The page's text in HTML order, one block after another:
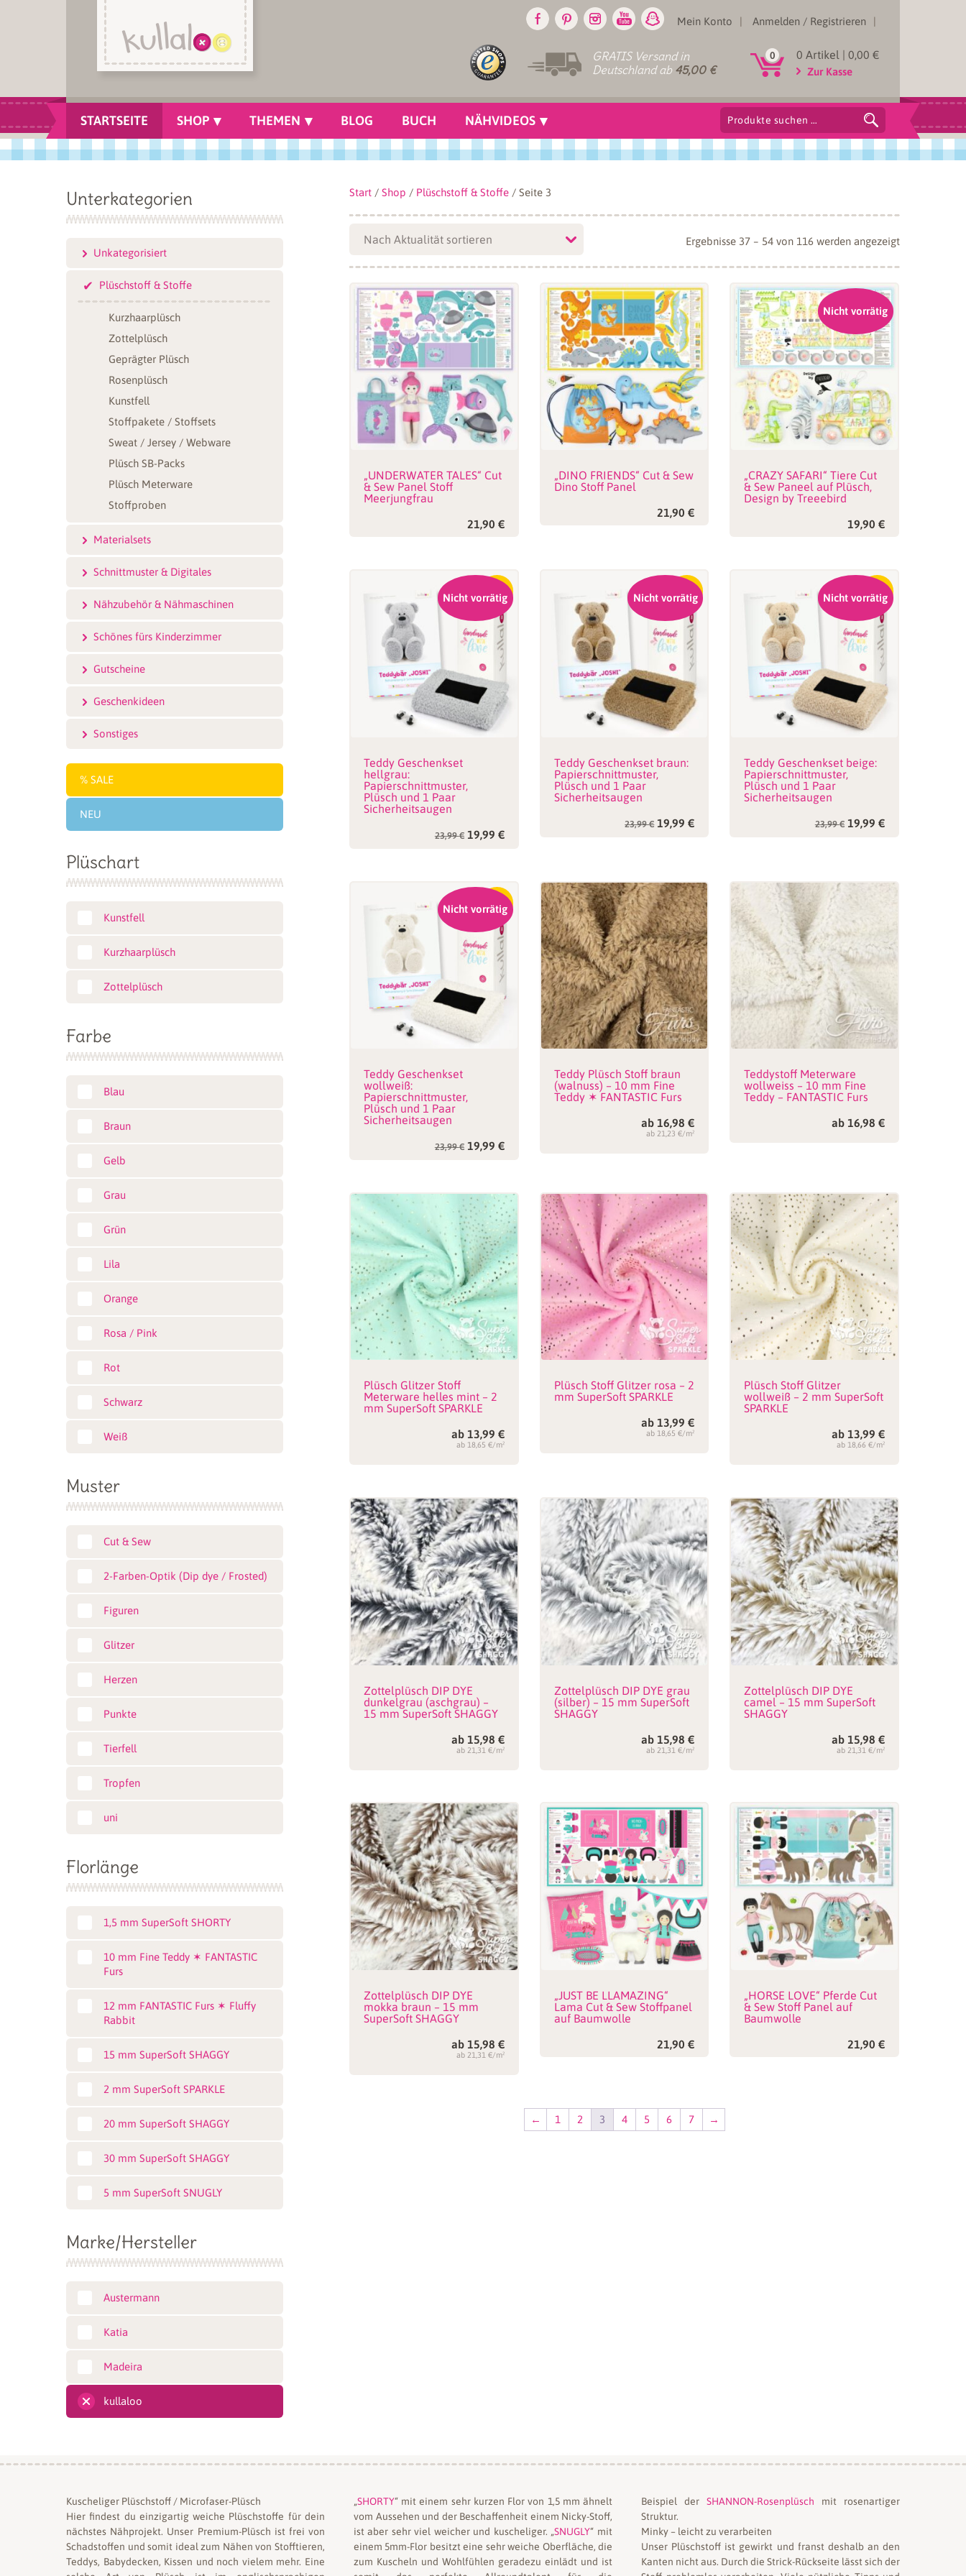
Mein Konto Anmelden / Registrieren
0 0 Artikel | 0,00 €
Zur Kasse
GRATIS Versand in
Deutschland ab 45,00 €
Suchen
nach:
STARTSEITE SHOP THEMEN BLOG BUCH NÄHVIDEOS
Start /Shop / Plüschstoff & Stoffe / Seite 3
Ergebnisse 37 – 54 von 116 werden angezeigtNach
„UNDERWATER TALES“ Cut
& Sew Panel Stoff
Meerjungfrau
21,90 €
„DINO FRIENDS“ Cut & Sew
Dino Stoff Panel
21,90€
Nicht vorrätig
„CRAZY SAFARI“ Tiere Cut
& Sew Paneel auf Plüsch,
Design by Treeebird
19,90 €
-17%
Nicht vorrätig
Teddy Geschenkset
hellgrau:
Papierschnittmuster,
Plüsch und 1 Paar
Sicherheitsaugen
23,99€ Ursprünglicher
19,99 €Aktueller
-17%
Nicht vorrätig
Teddy Geschenkset braun:
Papierschnittmuster,
Plüsch und 1 Paar
Sicherheitsaugen
23,99€ Ursprünglicher
19,99€Aktueller
-17%
Nicht vorrätig
Teddy Geschenkset beige:
Papierschnittmuster,
Plüsch und 1 Paar
Sicherheitsaugen
23,99€ Ursprünglicher
19,99 €Aktueller
-17%
Nicht vorrätig
Teddy Geschenkset
wollweiß:
Papierschnittmuster,
Plüsch und 1 Paar
Sicherheitsaugen
23,99€ Ursprünglicher
19,99 €Aktueller
Teddy Plüsch Stoff braun
(walnuss) – 10 mm Fine
Teddy ✶ FANTASTIC Furs
ab 16,98€
ab 21,23 €/m²
Teddystoff Meterware
wollweiss – 10 mm Fine
Teddy – FANTASTIC Furs
ab 16,98 €
Plüsch Glitzer Stoff
Meterware helles mint – 2
mm SuperSoft SPARKLE
ab 13,99 €
ab 18,65 €/m²
Plüsch Stoff Glitzer rosa – 2
mm SuperSoft SPARKLE
ab 13,99€
ab 18,65 €/m²
Plüsch Stoff Glitzer
wollweiß – 2 mm SuperSoft
SPARKLE
ab 13,99 €
ab 18,66 €/m²
Zottelplüsch DIP DYE
dunkelgrau (aschgrau) –
15 mm SuperSoft SHAGGY
ab 15,98 €
ab 21,31 €/m²
Zottelplüsch DIP DYE grau
(silber) – 15 mm SuperSoft
SHAGGY
ab 15,98€
ab 21,31 €/m²
Zottelplüsch DIP DYE
camel – 15 mm SuperSoft
SHAGGY
ab 15,98 €
ab 21,31 €/m²
Zottelplüsch DIP DYE
mokka braun – 15 mm
SuperSoft SHAGGY
ab 15,98 €
ab 21,31 €/m²
„JUST BE LLAMAZING“
Lama Cut & Sew Stoffpanel
auf Baumwolle
21,90€
„HORSE LOVE“ Pferde Cut
& Sew Stoff Panel auf
Baumwolle
21,90 €
← 1 2 3 4 5 6 7 →
Unterkategorien
Unkategorisiert
Plüschstoff & Stoffe
Kurzhaarplüsch
Zottelplüsch
Geprägter Plüsch
Rosenplüsch
Kunstfell
Stoffpakete / Stoffsets
Sweat / Jersey / Webware
Plüsch SB-Packs
Plüsch Meterware
Stoffproben
Materialsets
Schnittmuster & Digitales
Nähzubehör & Nähmaschinen
Schönes fürs Kinderzimmer
Gutscheine
Geschenkideen
Sonstiges
SALE
NEU
Plüschart
Kunstfell
Kurzhaarplüsch
Zottelplüsch
Farbe
Blau
Braun
Gelb
Grau
Grün
Lila
Orange
Rosa / Pink
Rot
Schwarz
Weiß
Muster
Cut & Sew
2-Farben-Optik (Dip dye / Frosted)
Figuren
Glitzer
Herzen
Punkte
Tierfell
Tropfen
uni
Florlänge
1,5 mm SuperSoft SHORTY
10 mm Fine Teddy ✶ FANTASTIC
Furs
12 mm FANTASTIC Furs ✶ Fluffy
Rabbit
15 mm SuperSoft SHAGGY
2 mm SuperSoft SPARKLE
20 mm SuperSoft SHAGGY
30 mm SuperSoft SHAGGY
5 mm SuperSoft SNUGLY
Marke/Hersteller
Austermann
Katia
Madeira
kullaloo
Kuscheliger Plüschstoff / Microfaser-Plüsch
Hier findest du einzigartig weiche Plüschstoffe für dein
nächstes Nähprojekt. Unser Premium-Plüsch ist frei von
Schadstoffen und somit ideal zum Nähen von Stofftieren,
Teddys, Babydecken, Kissen und noch vielem mehr. Eine
„SHORTY“ mit einem sehr kurzen Flor von 1,5 mm ähnelt
vom Aussehen und der Beschaffenheit einem Nicky-Stoff,
ist aber sehr viel weicher und kuscheliger. „SNUGLY“ mit
einem 5mm-Flor besitzt eine sehr weiche Oberfläche, die
zum Kuscheln und Wohlfühlen geradezu einlädt und ist
Beispiel der SHANNON-Rosenplüsch mit rosenartiger
Struktur.
Minky – leicht zu verarbeiten
Unser Plüschstoff ist gewirkt und franst deshalb an den
Kanten nicht aus. Durch die Strick-Rückseite lässt sich der